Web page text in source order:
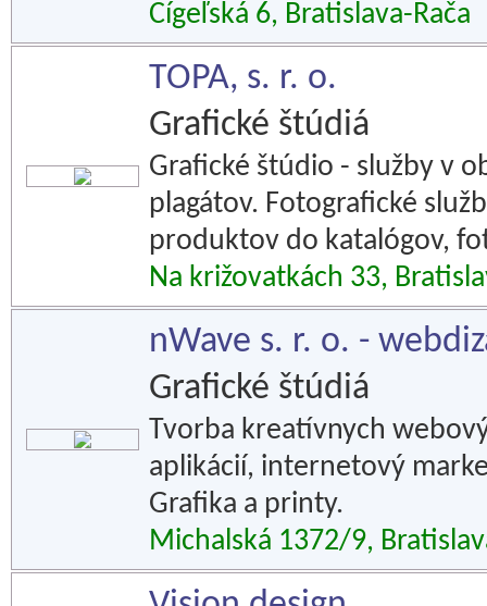
Cígeľská 6, Bratislava-Rača
TOPA, s. r. o.
Grafické štúdiá
Grafické štúdio - služby v
plagátov. Fotografické
produktov do katalógov,
Na križovatkách 33,
nWave s. r. o. -
Grafické štúdiá
Tvorba kreatívnych
aplikácií, internetový
Grafika a printy.
Michalská 1372/9,